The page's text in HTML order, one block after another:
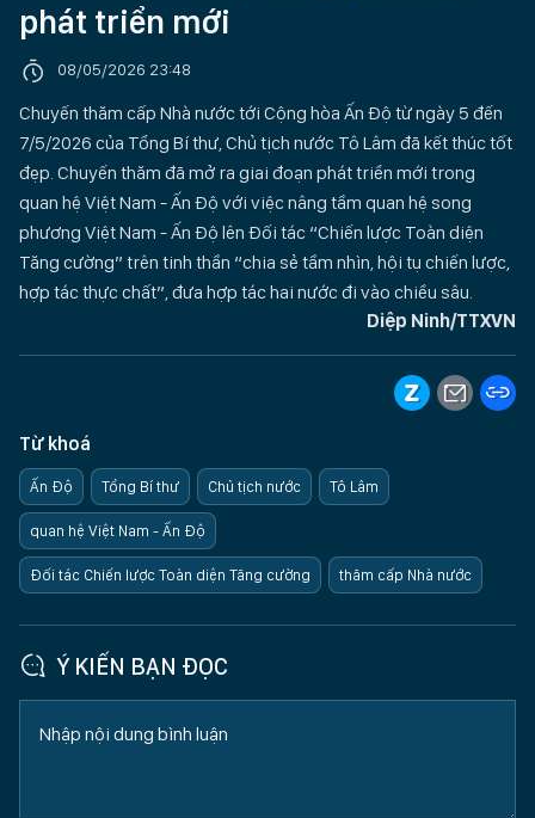
phát triển mới
08/05/2026 23:48
Chuyến thăm cấp Nhà nước tới Cộng hòa Ấn Độ từ ngày 5 đến
7/5/2026 của Tổng Bí thư, Chủ tịch nước Tô Lâm đã kết thúc tốt
đẹp. Chuyến thăm đã mở ra giai đoạn phát triển mới trong
quan hệ Việt Nam - Ấn Độ với việc nâng tầm quan hệ song
phương Việt Nam - Ấn Độ lên Đối tác “Chiến lược Toàn diện
Tăng cường” trên tinh thần “chia sẻ tầm nhìn, hội tụ chiến lược,
hợp tác thực chất”, đưa hợp tác hai nước đi vào chiều sâu.
Diệp Ninh/TTXVN
Từ khoá
Ấn Độ Tổng Bí thư Chủ tịch nước Tô Lâm
quan hệ Việt Nam - Ấn Độ
Đối tác Chiến lược Toàn diện Tăng cường thăm cấp Nhà nước
Ý KIẾN BẠN ĐỌC